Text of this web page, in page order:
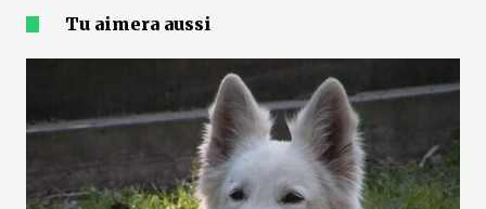
Tu aimera aussi